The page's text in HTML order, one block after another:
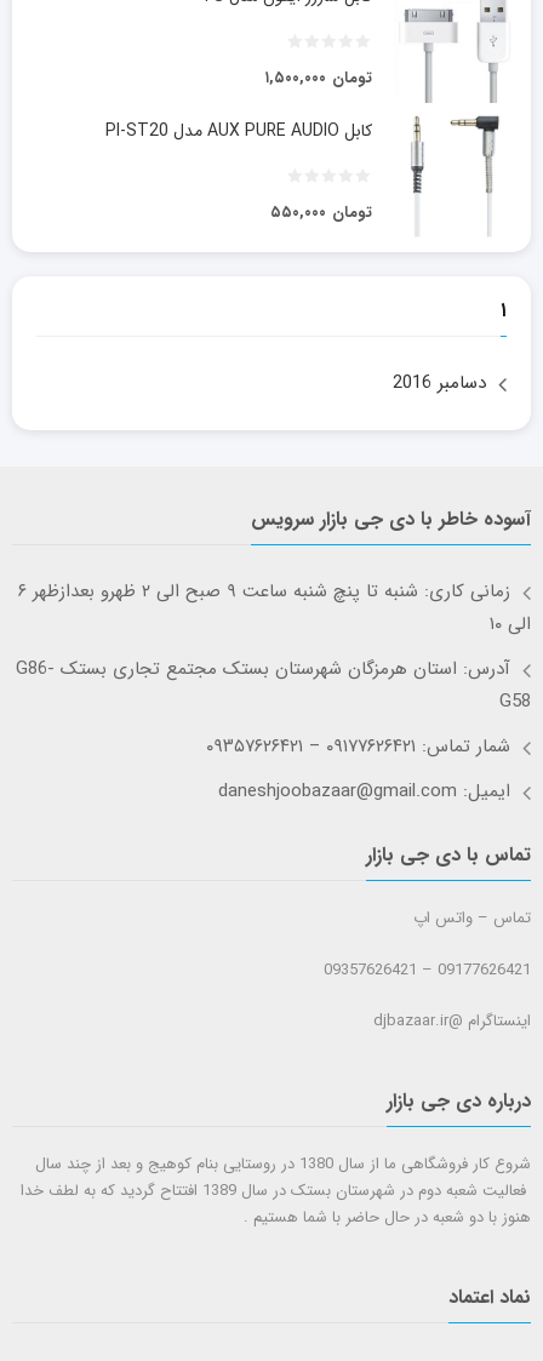
۱,۵۰۰,۰۰۰ تومان
کابل AUX PURE AUDIO مدل PI-ST20
۵۵۰,۰۰۰ تومان
۱
دسامبر 2016
آسوده خاطر با دی جی بازار سرویس
زمانی کاری: شنبه تا پنچ شنبه ساعت ۹ صبح الی ۲ ظهرو بعدازظهر ۶
الی ۱۰
آدرس: استان هرمزگان شهرستان بستک مجتمع تجاری بستک G86-
G58
شمار تماس: ۰۹۱۷۷۶۲۶۴۲۱ – ۰۹۳۵۷۶۲۶۴۲۱
ایمیل: daneshjoobazaar@gmail.com
تماس با دی جی بازار
تماس – واتس اپ
09177626421 – 09357626421
اینستاگرام @djbazaar.ir
درباره دی جی بازار
شروع کار فروشگاهی ما از سال 1380 در روستایی بنام کوهیج و بعد از چند سال
فعالیت شعبه دوم در شهرستان بستک در سال 1389 افتتاح گردید که به لطف خدا
هنوز با دو شعبه در حال حاضر با شما هستيم .
نماد اعتماد